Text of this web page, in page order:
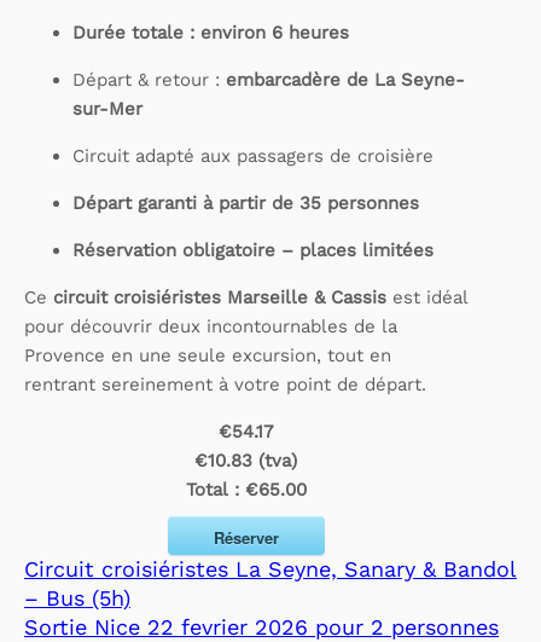
Durée totale : environ 6 heures
Départ & retour : embarcadère de La Seyne-
sur-Mer
Circuit adapté aux passagers de croisière
Départ garanti à partir de 35 personnes
Réservation obligatoire – places limitées
Ce circuit croisiéristes Marseille & Cassis est idéal
pour découvrir deux incontournables de la
Provence en une seule excursion, tout en
rentrant sereinement à votre point de départ.
€54.17
€10.83 (tva)
Total : €65.00
Réserver
Circuit croisiéristes La Seyne, Sanary & Bandol
– Bus (5h)
Sortie Nice 22 fevrier 2026 pour 2 personnes